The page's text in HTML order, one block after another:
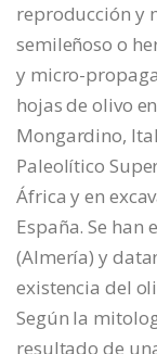
reproducción y
semileñoso o
y micro-
hojas de olivo
Mongardino,
Paleolítico
África y en
España. Se han
(Almería) y
existencia del
Según la
resultado de